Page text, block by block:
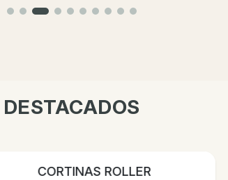
DESTACADOS
PISOS Y REVESTIMIENTOS